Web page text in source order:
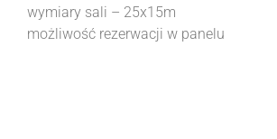
wymiary sali – 25x15m
możliwość rezerwacji w panelu